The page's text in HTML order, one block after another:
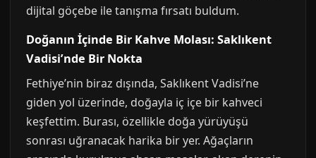
dijital göçebe ile tanışma fırsatı buldum.
Doğanın İçinde Bir Kahve Molası: Saklıkent
Vadisi’nde Bir Nokta
Fethiye’nin biraz dışında, Saklıkent Vadisi’ne
giden yol üzerinde, doğayla iç içe bir kahveci
keşfettim. Burası, özellikle doğa yürüyüşü
sonrası uğranacak harika bir yer. Ağaçların